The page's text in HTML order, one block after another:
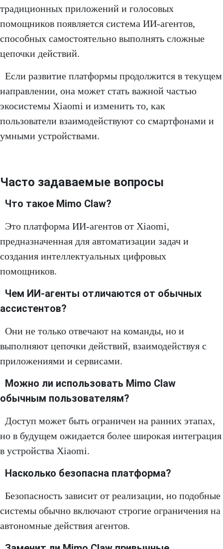
традиционных приложений и голосовых
помощников появляется система ИИ-агентов,
способных самостоятельно выполнять сложные
цепочки действий.
Если развитие платформы продолжится в текущем
направлении, она может стать важной частью
экосистемы Xiaomi и изменить то, как
пользователи взаимодействуют со смартфонами и
умными устройствами.
Часто задаваемые вопросы
Что такое Mimo Claw?
Это платформа ИИ-агентов от Xiaomi,
предназначенная для автоматизации задач и
создания интеллектуальных цифровых
помощников.
Чем ИИ-агенты отличаются от обычных
ассистентов?
Они не только отвечают на команды, но и
выполняют цепочки действий, взаимодействуя с
приложениями и сервисами.
Можно ли использовать Mimo Claw
обычным пользователям?
Доступ может быть ограничен на ранних этапах,
но в будущем ожидается более широкая интеграция
в устройства Xiaomi.
Насколько безопасна платформа?
Безопасность зависит от реализации, но подобные
системы обычно включают строгие ограничения на
автономные действия агентов.